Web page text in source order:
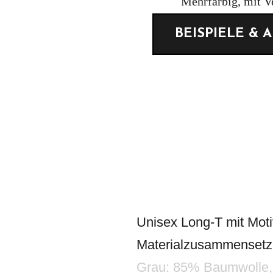
BEISPIELE &
Unisex Long-T mit
Grau: 85%